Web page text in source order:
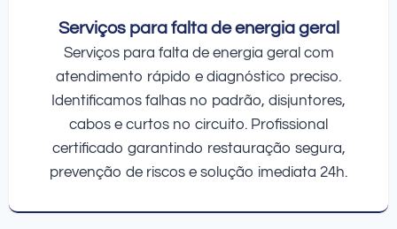
Serviços para falta de energia geral
Serviços para falta de energia geral com
atendimento rápido e diagnóstico preciso.
Identificamos falhas no padrão, disjuntores,
cabos e curtos no circuito. Profissional
certificado garantindo restauração segura,
prevenção de riscos e solução imediata 24h.